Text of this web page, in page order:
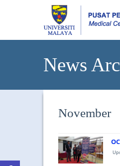
News
November